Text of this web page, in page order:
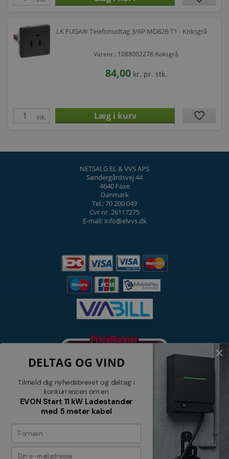
LK FUGA® Telefonudtag 3/6P MD82B T1 - Koksgrå
Varenr.: 1088002278-Koksgrå
84,00 kr. pr. stk.
stk. favorite
NETSALG EL & VVS APS
Søndergårdsvej 44
4640 Faxe
Danmark
Tel.: 70 200 049
Cvr nr. 26117275
E-mail: info@elvvs.dk
Nyhedsbrev
Tilmeld dig vores nyhedsbrev og
DELTAG OG VIND
Tilmeld dig nyhedsbrevet og deltag i
konkurrencen om en
EVON Start 11 kW Ladestander
med 5 meter kabel